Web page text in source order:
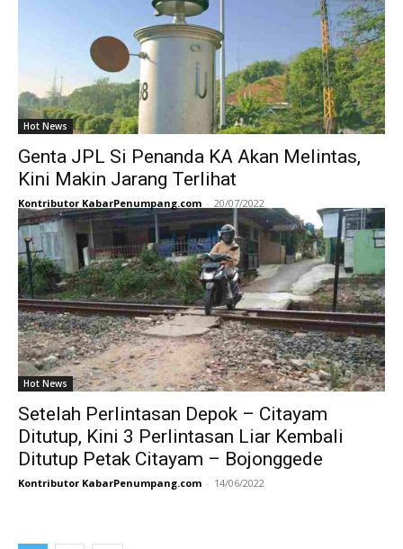
Hot News
Genta JPL Si Penanda KA Akan Melintas,
Kini Makin Jarang Terlihat
Kontributor KabarPenumpang.com - 20/07/2022
Hot News
Setelah Perlintasan Depok – Citayam
Ditutup, Kini 3 Perlintasan Liar Kembali
Ditutup Petak Citayam – Bojonggede
Kontributor KabarPenumpang.com - 14/06/2022